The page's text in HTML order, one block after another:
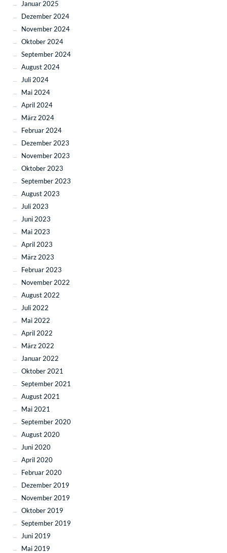
Januar 2025
Dezember 2024
November 2024
Oktober 2024
September 2024
August 2024
Juli 2024
Mai 2024
April 2024
März 2024
Februar 2024
Dezember 2023
November 2023
Oktober 2023
September 2023
August 2023
Juli 2023
Juni 2023
Mai 2023
April 2023
März 2023
Februar 2023
November 2022
August 2022
Juli 2022
Mai 2022
April 2022
März 2022
Januar 2022
Oktober 2021
September 2021
August 2021
Mai 2021
September 2020
August 2020
Juni 2020
April 2020
Februar 2020
Dezember 2019
November 2019
Oktober 2019
September 2019
Juni 2019
Mai 2019